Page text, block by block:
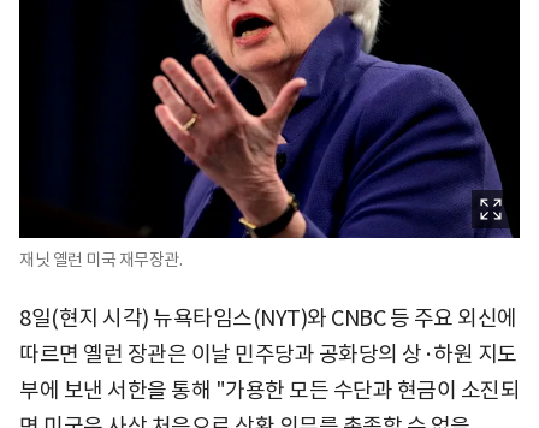
재닛 옐런 미국 재무장관.
8일(현지 시각) 뉴욕타임스(NYT)와 CNBC 등 주요 외신에
따르면 옐런 장관은 이날 민주당과 공화당의 상·하원 지도
부에 보낸 서한을 통해 "가용한 모든 수단과 현금이 소진되